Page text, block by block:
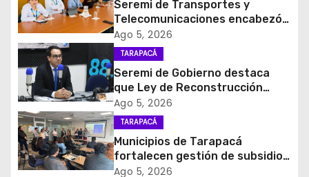
ó
n
d
e
e
n
Seremi de Transportes y
Telecomunicaciones encabezó
primera mesa de coordinación
para el retiro de cables en
desuso en Iquique
Ago 5, 2026
TARAPACÁ
Seremi de Gobierno destaca
que Ley de Reconstrucción
Nacional impulsará la inversión
y el empleo en Tarapacá
Ago 5, 2026
TARAPACÁ
Municipios de Tarapacá
fortalecen gestión de subsidios
de agua potable en jornada
Ago 5, 2026